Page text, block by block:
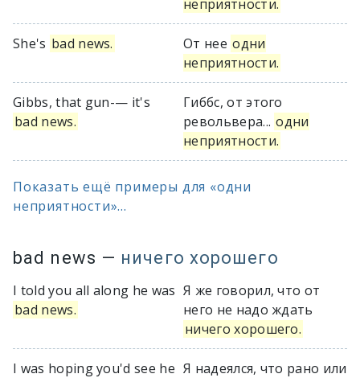
неприятности.
She's bad news. От нее одни
неприятности.
Gibbs, that gun-— it's
bad news.
Гиббс, от этого
револьвера... одни
неприятности.
Показать ещё примеры для «одни
неприятности»...
bad news — ничего хорошего
I told you all along he was
bad news.
Я же говорил, что от
него не надо ждать
ничего хорошего.
I was hoping you'd see he Я надеялся, что рано или